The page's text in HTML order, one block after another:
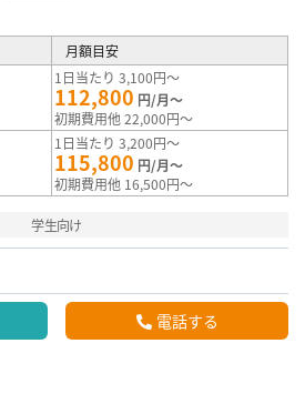
月額目安
1日当たり 3,100円～
112,800 円/月～
初期費用他 22,000円～
1日当たり 3,200円～
115,800 円/月～
初期費用他 16,500円～
学生向け
電話する